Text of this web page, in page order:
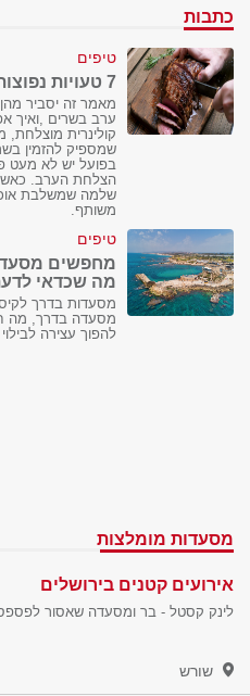
כתבות
טיפים
7 טעויות נפוצות בארגון ערב בשרים
מאמר זה יסביר מהן
ערב בשרים ,ואיך
קולינרית
שמספיק להזמין
בפועל יש לא מעט
הצלחת הערב. כאשר
שלמה שמשלבת אוכל
משותף.
טיפים
מחפשים
מה שכדאי
מסעדות בדרך
מסעדה בדרך, מה
להפוך עצירה
מסעדות מומלצות
אירועים קטנים בירושלים
לינק קסטל - בר ומסעדה שאסור לפספס
שורש